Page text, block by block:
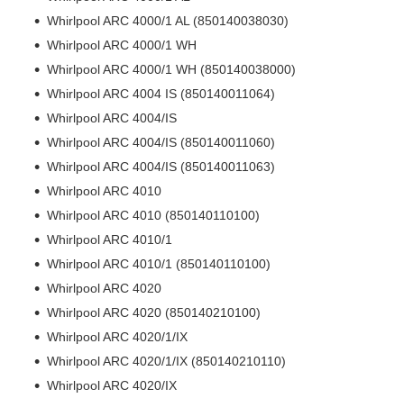
Whirlpool ARC 4000/1 AL (850140038030)
Whirlpool ARC 4000/1 WH
Whirlpool ARC 4000/1 WH (850140038000)
Whirlpool ARC 4004 IS (850140011064)
Whirlpool ARC 4004/IS
Whirlpool ARC 4004/IS (850140011060)
Whirlpool ARC 4004/IS (850140011063)
Whirlpool ARC 4010
Whirlpool ARC 4010 (850140110100)
Whirlpool ARC 4010/1
Whirlpool ARC 4010/1 (850140110100)
Whirlpool ARC 4020
Whirlpool ARC 4020 (850140210100)
Whirlpool ARC 4020/1/IX
Whirlpool ARC 4020/1/IX (850140210110)
Whirlpool ARC 4020/IX